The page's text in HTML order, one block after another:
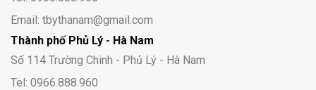
Email: tbythanam@gmail.com
Thành phố Phủ Lý - Hà Nam
Số 114 Trường Chinh - Phủ Lý - Hà Nam
Tel: 0966.888.960